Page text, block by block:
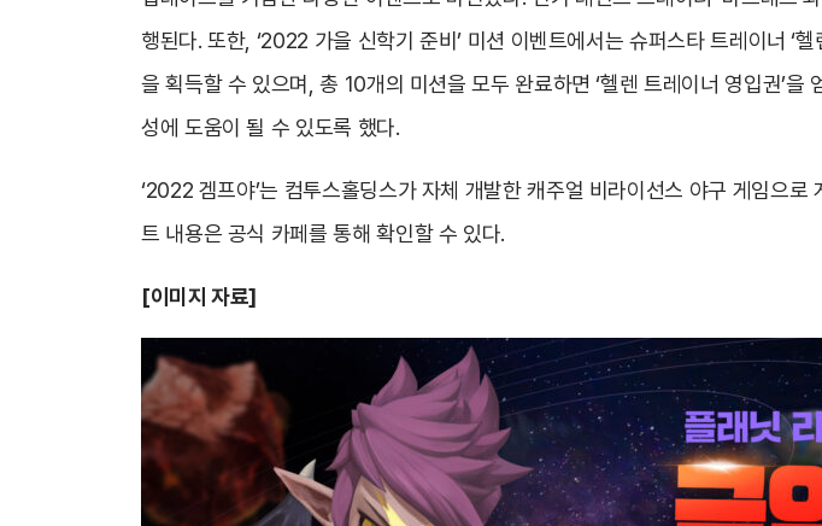
행된다. 또한, ‘2022 가을 신학기 준비’ 미션 이벤트에서는 슈퍼스타 트레이너 ‘
을 획득할 수 있으며, 총 10개의 미션을 모두 완료하면 ‘헬렌 트레이너 영입권’을
성에 도움이 될 수 있도록 했다.
‘2022 겜프야’는 컴투스홀딩스가 자체 개발한 캐주얼 비라이선스 야구 게임으
트 내용은 공식 카페를 통해 확인할 수 있다.
[이미지 자료]